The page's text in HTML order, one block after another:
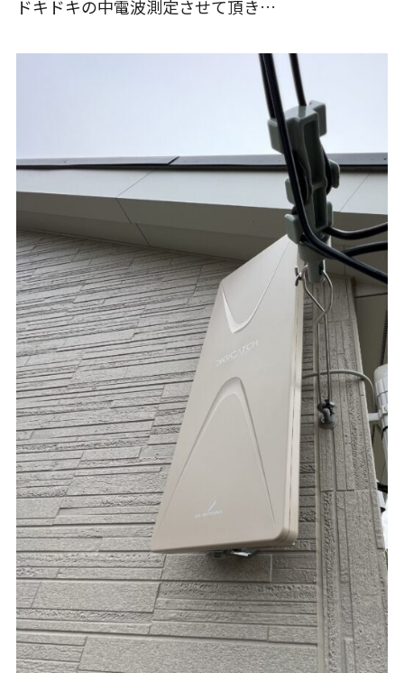
ドキドキの中電波測定させて頂き…